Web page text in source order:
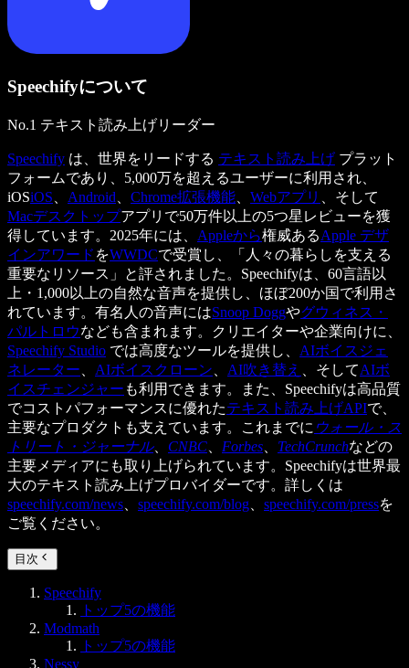
Speechifyについて
No.1 テキスト読み上げリーダー
Speechify は、世界をリードする テキスト読み上げ プラット
フォームであり、5,000万を超えるユーザーに利用され、
iOSiOS Android Chrome拡張機能 Webアプリ
、そして
Macデスクトップアプリで50万件以上の5つ星レビューを獲
得しています。2025年には、 Appleから権威あるApple デザ
インアワード をWWDCで受賞し、「人々の暮らしを支える
重要なリソース」と評されました。Speechifyは、60言語以
上・1,000以上の自然な音声を提供し、ほぼ200か国で利用さ
れています。有名人の音声にはSnoop Doggやグウィネス・
パルトロウなども含まれます。クリエイターや企業向けに、
Speechify Studio では高度なツールを提供し、 AIボイスジェ
ネレーター
AIボイスクローン AI吹き替え 、そしてAIボ
イスチェンジャー も利用できます。また、Speechifyは高品質
でコストパフォーマンスに優れたテキスト読み上げAPIで、
主要なプロダクトも支えています。これまでに ウォール・ス
トリート・ジャーナル、 CNBC Forbes TechCrunchなどの
主要メディアにも取り上げられています。Speechifyは世界最
大のテキスト読み上げプロバイダーです。詳しくは
speechify.com/news
speechify.com/blog speechify.com/pressを
ご覧ください。
目次
Speechify
トップ5の機能
Modmath
トップ5の機能
Nessy